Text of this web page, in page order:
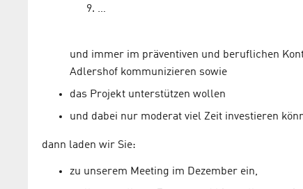
…
und immer im präventiven und beruflichen
Adlershof kommunizieren sowie
das Projekt unterstützen wollen
und dabei nur moderat viel Zeit investieren
dann laden wir Sie:
zu unserem Meeting im Dezember ein,